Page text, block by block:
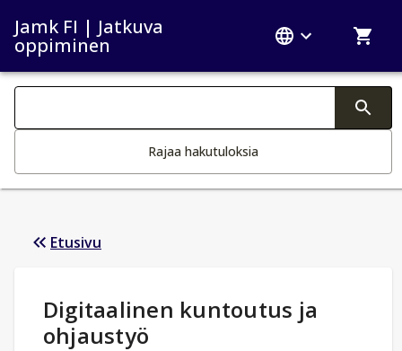
Jamk FI | Jatkuva
oppiminen
Haku kategoriat
Rajaa hakutuloksia
Etusivu
Opintotiedot :
Digitaalinen kuntoutus ja
ohjaustyö